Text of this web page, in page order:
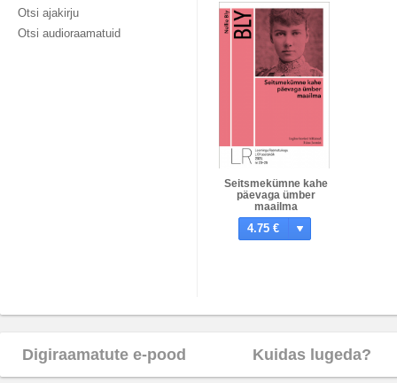
Otsi ajakirju
Otsi audioraamatuid
Seitsmekümne kahe
päevaga ümber
maailma
4.75 €
Digiraamatute e-pood Kuidas lugeda?